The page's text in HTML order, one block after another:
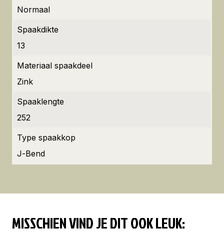
Normaal
Spaakdikte
13
Materiaal spaakdeel
Zink
Spaaklengte
252
Type spaakkop
J-Bend
MISSCHIEN VIND JE DIT OOK LEUK: